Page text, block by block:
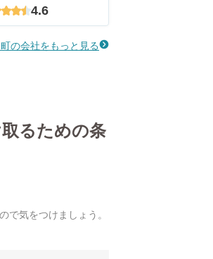
4.6
の会社をもっと見る
るための条
気をつけましょう。